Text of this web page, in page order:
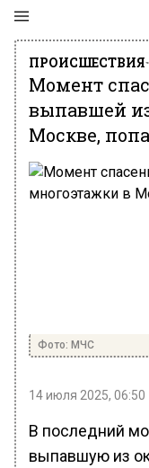
ПРОИСШЕСТВИЯ
Момент
выпавшей
Москве,
Фото: МЧС
14 июля 2025, 06:50
В последний
выпавшую из